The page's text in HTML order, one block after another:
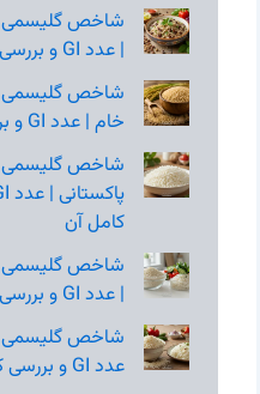
شاخص گلیسمی
| عدد GI و بررسی کامل آن
شاخص گلیسمی
خام | عدد GI و بررسی کامل آن
شاخص گلیسمی
کامل آن
شاخص گلیسمی
| عدد GI و بررسی کامل آن
شاخص گلیسمی
عدد GI و بررسی کامل آن